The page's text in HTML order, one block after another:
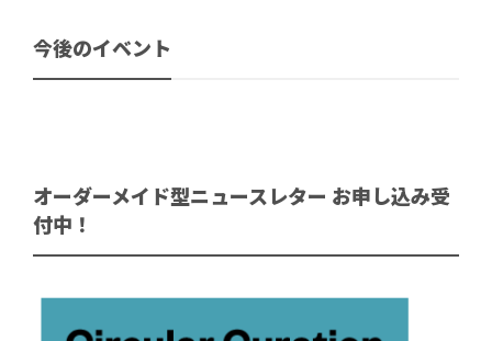
今後のイベント
オーダーメイド型ニュースレター お申し込み受
付中！